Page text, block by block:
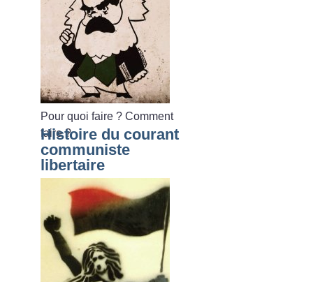
Pour quoi faire ? Comment
faire ?
Histoire du courant
communiste
libertaire